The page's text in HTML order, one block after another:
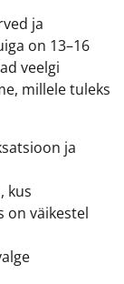
ja
on 13–16
veelgi
millele tuleks
ja
kus
on väikestel